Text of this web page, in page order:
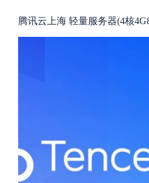
腾讯云上海 轻量服务器(4核